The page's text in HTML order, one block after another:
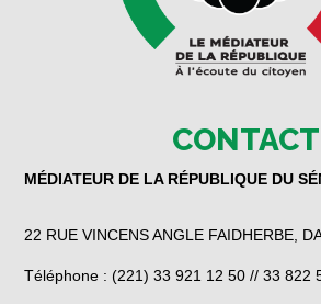
CONTACT
MÉDIATEUR DE LA RÉPUBLIQUE DU
22 RUE VINCENS ANGLE FAIDHERBE,
Téléphone : (221) 33 921 12 50 // 33 822